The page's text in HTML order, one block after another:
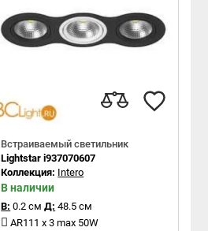
Встраиваемый светильник
Lightstar i937070607
Коллекция: Intero
В наличии
В: 0.2 см Д: 48.5 см
AR111 x 3 max 50W